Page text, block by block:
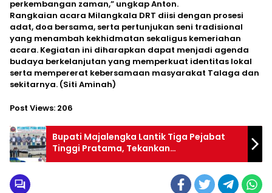
perkembangan zaman,” ungkap Anton.
‎Rangkaian acara Milangkala DRT diisi dengan prosesi
adat, doa bersama, serta pertunjukan seni tradisional
yang menambah kekhidmatan sekaligus kemeriahan
acara. Kegiatan ini diharapkan dapat menjadi agenda
budaya berkelanjutan yang memperkuat identitas lokal
serta mempererat kebersamaan masyarakat Talaga dan
sekitarnya. (Siti Aminah)
Post Views: 206
Bupati Majalengka Lantik Tiga Pejabat
Tinggi Pratama, Tekankan
Profesionalisme dan Percepatan